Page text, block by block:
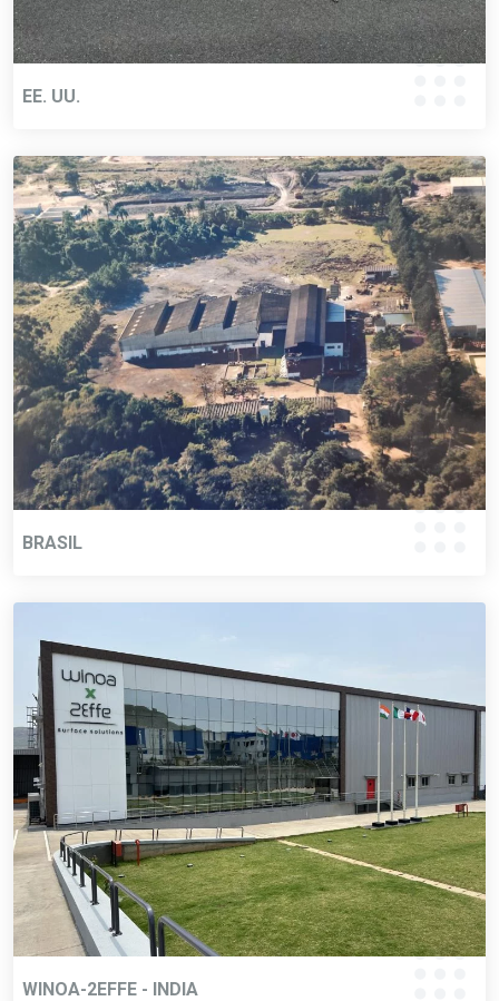
EE. UU.
BRASIL
WINOA-2EFFE - INDIA